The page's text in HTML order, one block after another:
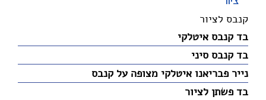
קנבס לציור
בד קנבס איטלקי
בד קנבס סיני
נייר פבריאנו איטלקי מצופה על קנבס
בד פשתן לציור